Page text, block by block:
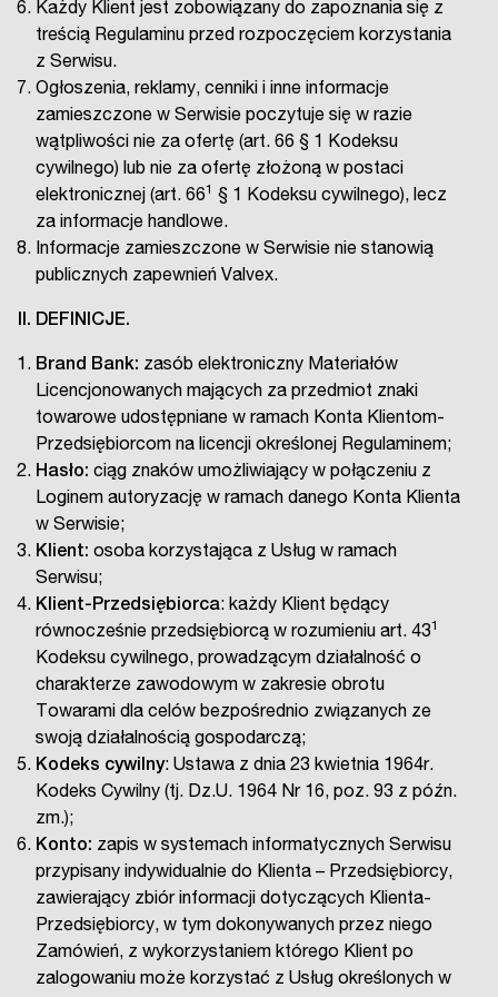
Każdy Klient jest zobowiązany do zapoznania się z
treścią Regulaminu przed rozpoczęciem korzystania
z Serwisu.
Ogłoszenia, reklamy, cenniki i inne informacje
zamieszczone w Serwisie poczytuje się w razie
wątpliwości nie za ofertę (art. 66 § 1 Kodeksu
cywilnego) lub nie za ofertę złożoną w postaci
elektronicznej (art. 661
§ 1 Kodeksu cywilnego), lecz
za informacje handlowe.
Informacje zamieszczone w Serwisie nie stanowią
publicznych zapewnień Valvex.
II. DEFINICJE.
Brand Bank: zasób elektroniczny Materiałów
Licencjonowanych mających za przedmiot znaki
towarowe udostępniane w ramach Konta Klientom-
Przedsiębiorcom na licencji określonej Regulaminem;
Hasło: ciąg znaków umożliwiający w połączeniu z
Loginem autoryzację w ramach danego Konta Klienta
w Serwisie;
Klient: osoba korzystająca z Usług w ramach
Serwisu;
Klient-Przedsiębiorca: każdy Klient będący
równocześnie przedsiębiorcą w rozumieniu art. 431
Kodeksu cywilnego, prowadzącym działalność o
charakterze zawodowym w zakresie obrotu
Towarami dla celów bezpośrednio związanych ze
swoją działalnością gospodarczą;
Kodeks cywilny: Ustawa z dnia 23 kwietnia 1964r.
Kodeks Cywilny (tj. Dz.U. 1964 Nr 16, poz. 93 z późn.
zm.);
Konto: zapis w systemach informatycznych Serwisu
przypisany indywidualnie do Klienta – Przedsiębiorcy,
zawierający zbiór informacji dotyczących Klienta-
Przedsiębiorcy, w tym dokonywanych przez niego
Zamówień, z wykorzystaniem którego Klient po
zalogowaniu może korzystać z Usług określonych w